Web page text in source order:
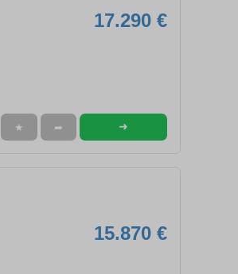
17.290 €
★ ➦ ➜
15.870 €